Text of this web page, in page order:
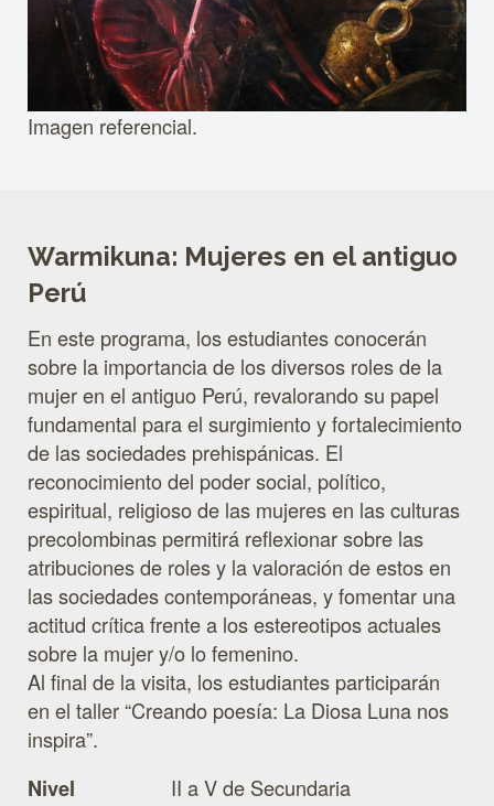
Imagen referencial.
Warmikuna: Mujeres en el antiguo
Perú
En este programa, los estudiantes conocerán
sobre la importancia de los diversos roles de la
mujer en el antiguo Perú, revalorando su papel
fundamental para el surgimiento y fortalecimiento
de las sociedades prehispánicas. El
reconocimiento del poder social, político,
espiritual, religioso de las mujeres en las culturas
precolombinas permitirá reflexionar sobre las
atribuciones de roles y la valoración de estos en
las sociedades contemporáneas, y fomentar una
actitud crítica frente a los estereotipos actuales
sobre la mujer y/o lo femenino.
Al final de la visita, los estudiantes participarán
en el taller “Creando poesía: La Diosa Luna nos
inspira”.
Nivel
II a V de Secundaria